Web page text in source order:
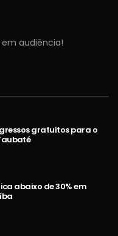
audiência!
gratuitos para o
abaixo de 30% em